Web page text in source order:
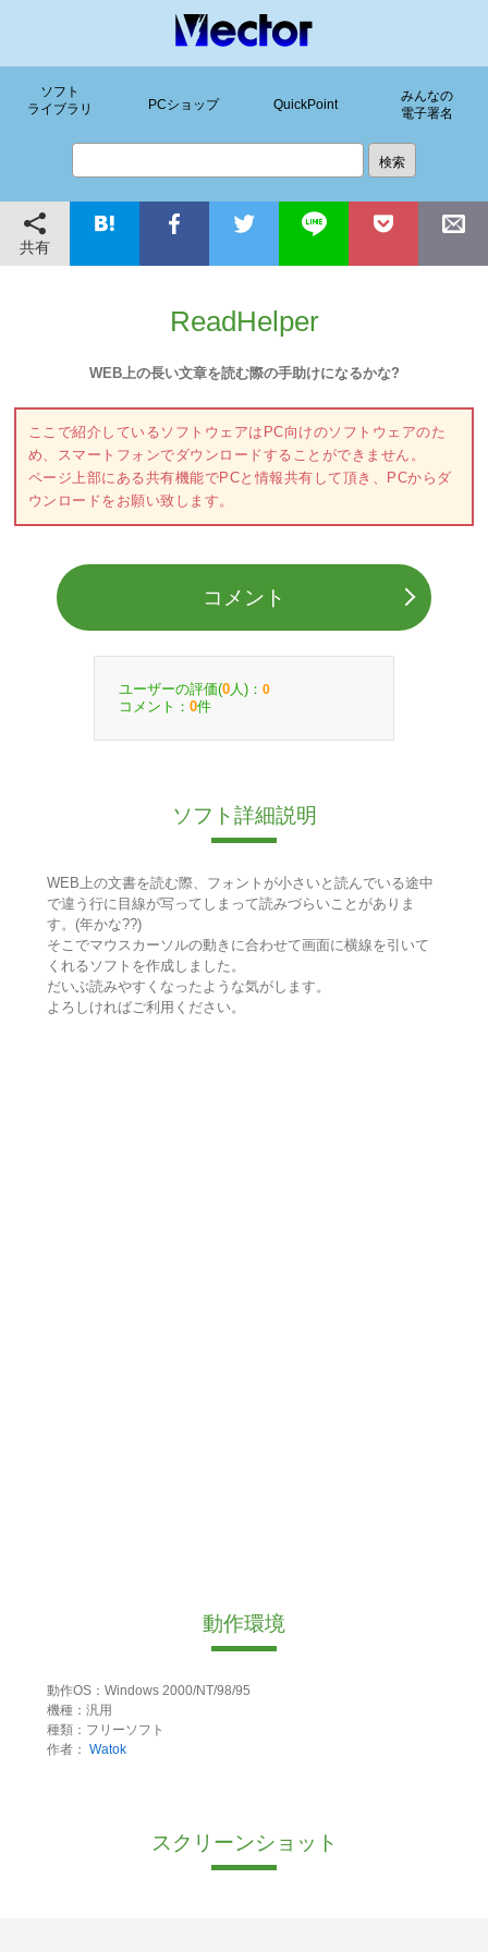
ソフト
ライブラリ
PCショップ QuickPoint
みんなの
電子署名
共有
ReadHelper
WEB上の長い文章を読む際の手助けになるかな?
ここで紹介しているソフトウェアはPC向けのソフトウェアのた
め、スマートフォンでダウンロードすることができません。
ページ上部にある共有機能でPCと情報共有して頂き、PCからダ
ウンロードをお願い致します。
コメント
ユーザーの評価(0 人)： 0
コメント： 0件
ソフト詳細説明
WEB上の文書を読む際、フォントが小さいと読んでいる途中
で違う行に目線が写ってしまって読みづらいことがありま
す。(年かな??)
そこでマウスカーソルの動きに合わせて画面に横線を引いて
くれるソフトを作成しました。
だいぶ読みやすくなったような気がします。
よろしければご利用ください。
動作環境
動作OS：Windows 2000/NT/98/95
機種：汎用
種類：フリーソフト
作者： Watok
スクリーンショット